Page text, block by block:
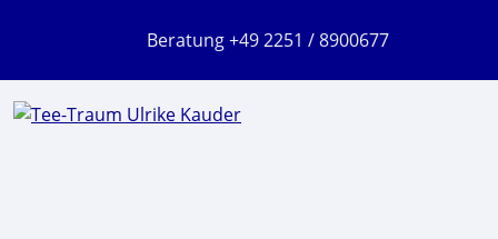
Springe zum Login-Button
Beratung +49 2251 / 8900677